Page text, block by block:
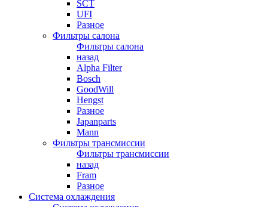
SCT
UFI
Разное
Фильтры салона
Фильтры салона
назад
Alpha Filter
Bosch
GoodWill
Hengst
Разное
Japanparts
Mann
Фильтры трансмиссии
Фильтры трансмиссии
назад
Fram
Разное
Система охлаждения